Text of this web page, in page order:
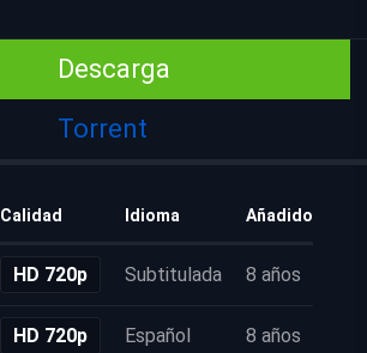
Descarga
Torrent
Calidad Idioma Añadido
HD 720p Subtitulada 8 años
HD 720p Español 8 años